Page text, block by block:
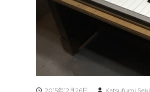
2015年12月26日 Katsufumi Seki